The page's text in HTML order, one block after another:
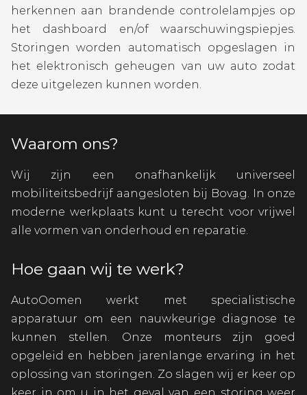
herkennen aan brandende controlelampjes op
het dashboard en/of waarschuwingspiepjes.
Storingen worden automatisch opgeslagen in
het elektronisch geheugen van uw auto zodat
deze uitgelezen kunnen worden.
Waarom ons?
Wij zijn een onafhankelijk universeel
mobiliteitsbedrijf aangesloten bij Bovag. In onze
moderne werkplaats kunt u terecht voor vrijwel
alle vormen van onderhoud en reparatie.
Hoe gaan wij te werk?
AutoOomen werkt met specialistische
apparatuur om een nauwkeurige diagnose te
kunnen stellen. Onze monteurs zijn goed
opgeleid en hebben jarenlange ervaring in het
oplossing van storingen. Zo slagen wij er keer op